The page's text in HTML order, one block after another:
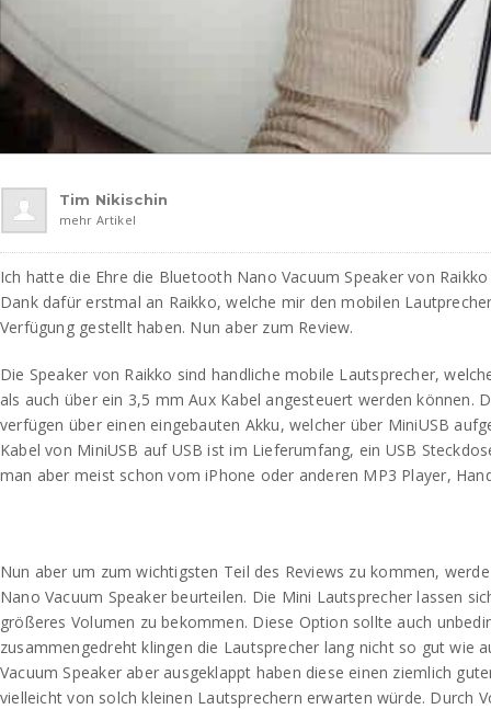
Tim Nikischin
mehr Artikel
Ich hatte die Ehre die Bluetooth Nano Vacuum Speaker von
Dank dafür erstmal an Raikko, welche mir den mobilen
Verfügung gestellt haben. Nun aber zum Review.
Die Speaker von Raikko sind handliche mobile Lautsprecher,
als auch über ein 3,5 mm Aux Kabel angesteuert werden können.
verfügen über einen eingebauten Akku, welcher über MiniUSB
Kabel von MiniUSB auf USB ist im Lieferumfang, ein USB
man aber meist schon vom iPhone oder anderen MP3 Player,
Nun aber um zum wichtigsten Teil des Reviews zu kommen,
Nano Vacuum Speaker beurteilen. Die Mini Lautsprecher lassen
größeres Volumen zu bekommen. Diese Option sollte auch
zusammengedreht klingen die Lautsprecher lang nicht so gut wie
Vacuum Speaker aber ausgeklappt haben diese einen ziemlich
vielleicht von solch kleinen Lautsprechern erwarten würde. Durch